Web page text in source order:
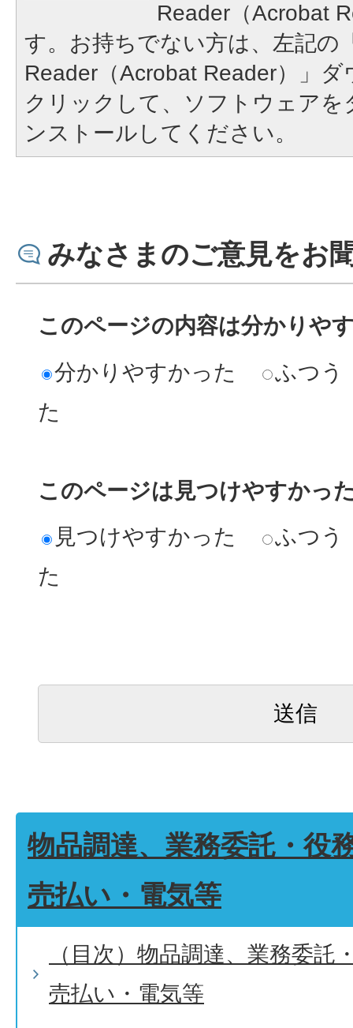
Reader（Acrobat
す。お持ちでない方は、左記の
Reader（Acrobat Reader）」
クリックして、ソフトウェア
ンストールしてください。
みなさまのご意見をお
このページの内容は分かりや
分かりやすかった
ふつう
た
このページは見つけやすかっ
見つけやすかった
ふつう
た
物品調達、業務委託・役
売払い・電気等
（目次）物品調達、業務委託
売払い・電気等